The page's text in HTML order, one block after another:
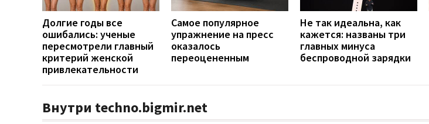
Долгие годы все
ошибались: ученые
пересмотрели главный
критерий женской
привлекательности
Самое популярное
упражнение на пресс
оказалось
переоцененным
Не так идеальна, как
кажется: названы три
главных минуса
беспроводной зарядки
Внутри techno.bigmir.net